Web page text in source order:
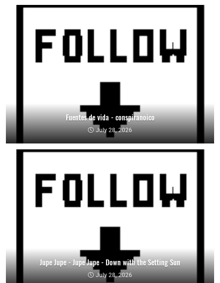
Fuentes de vida - conspiranoico
July 28, 2026
Jupe Jupe - Jupe Jupe - Down with the Setting Sun
July 28, 2026